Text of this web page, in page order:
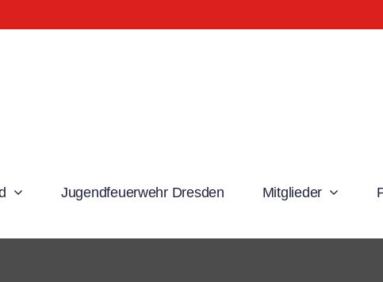
Jugendfeuerwehr Dresden Mitglieder